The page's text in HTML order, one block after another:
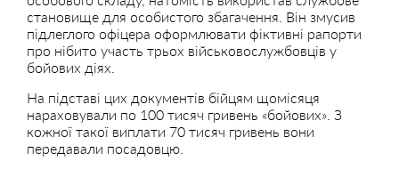
становище для особистого збагачення. Він змусив
підлеглого офіцера оформлювати фіктивні рапорти
про нібито участь трьох військовослужбовців у
бойових діях.
На підставі цих документів бійцям щомісяця
нараховували по 100 тисяч гривень «бойових». З
кожної такої виплати 70 тисяч гривень вони
передавали посадовцю.